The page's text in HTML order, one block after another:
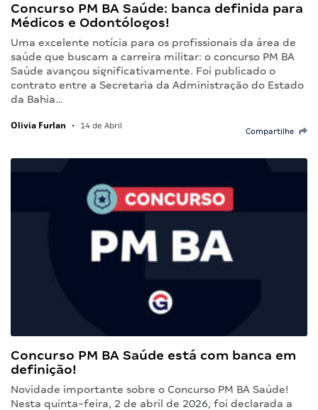
Concurso PM BA Saúde: banca definida para
Médicos e Odontólogos!
Uma excelente notícia para os profissionais da área de
saúde que buscam a carreira militar: o concurso PM BA
Saúde avançou significativamente. Foi publicado o
contrato entre a Secretaria da Administração do Estado
da Bahia…
Olivia Furlan • 14 de Abril
Compartilhe
Concurso PM BA Saúde está com banca em
definição!
Novidade importante sobre o Concurso PM BA Saúde!
Nesta quinta-feira, 2 de abril de 2026, foi declarada a